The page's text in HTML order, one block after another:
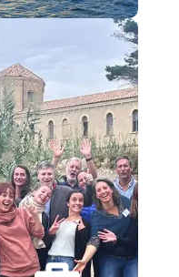
Concilier éthique
et vie
spirituelle.
Découvrir